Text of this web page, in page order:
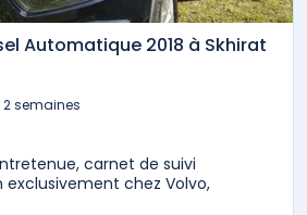
Automatique 2018 à Skhirat
2 semaines
carnet de suivi
chez Volvo,